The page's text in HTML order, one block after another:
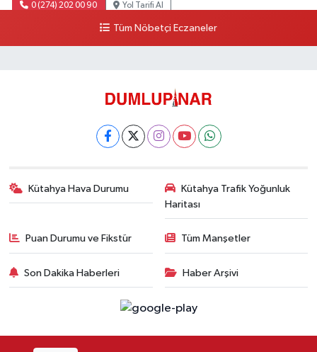
0 (274) 202 00 90 Yol Tarifi Al
Tüm Nöbetçi Eczaneler
Kütahya Hava Durumu
Kütahya Trafik Yoğunluk
Haritası
Puan Durumu ve Fikstür Tüm Manşetler
Son Dakika Haberleri Haber Arşivi